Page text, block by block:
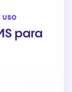
USO
para